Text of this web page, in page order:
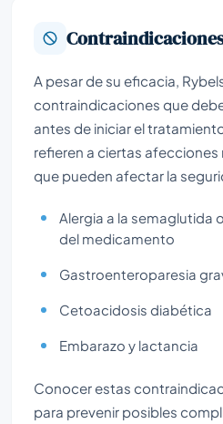
A pesar de su eficacia,
contraindicaciones que
antes de iniciar el
refieren a ciertas
que pueden afectar la
Alergia a la semaglutida
del medicamento
Gastroenteroparesia
Cetoacidosis diabética
Embarazo y lactancia
Conocer estas
para prevenir posibles